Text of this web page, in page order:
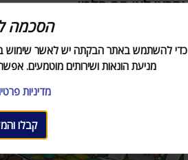
ותראו לאן הם הלכו)
אחרי המשימה תלכו לים ותראו
הסכמה
כדי להשתמש באתר הבקתה יש לאשר שימוש
מניעת הונאות ושירותים מוטמעים.
מדיניות
קבלו